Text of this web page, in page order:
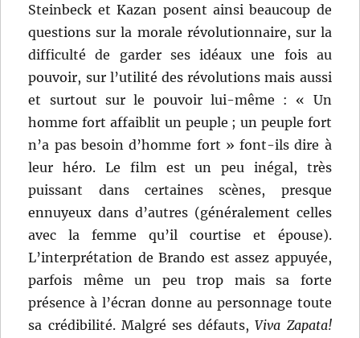
Steinbeck et Kazan posent ainsi beaucoup de
questions sur la morale révolutionnaire, sur la
difficulté de garder ses idéaux une fois au
pouvoir, sur l’utilité des révolutions mais aussi
et surtout sur le pouvoir lui-même : « Un
homme fort affaiblit un peuple ; un peuple fort
n’a pas besoin d’homme fort » font-ils dire à
leur héro. Le film est un peu inégal, très
puissant dans certaines scènes, presque
ennuyeux dans d’autres (généralement celles
avec la femme qu’il courtise et épouse).
L’interprétation de Brando est assez appuyée,
parfois même un peu trop mais sa forte
présence à l’écran donne au personnage toute
sa crédibilité. Malgré ses défauts,Viva Zapata!